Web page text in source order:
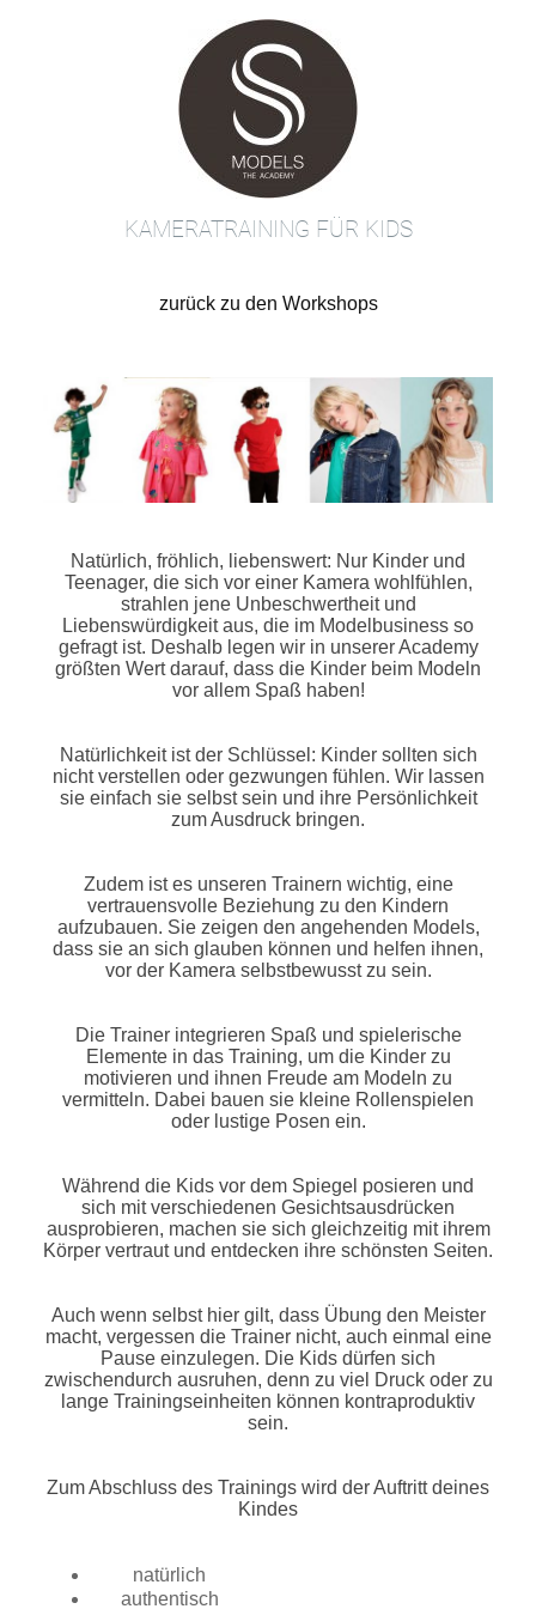
KAMERATRAINING FÜR KIDS
zurück zu den Workshops
Natürlich, fröhlich, liebenswert: Nur Kinder und
Teenager, die sich vor einer Kamera wohlfühlen,
strahlen jene Unbeschwertheit und
Liebenswürdigkeit aus, die im Modelbusiness so
gefragt ist. Deshalb legen wir in unserer Academy
größten Wert darauf, dass die Kinder beim Modeln
vor allem Spaß haben!
Natürlichkeit ist der Schlüssel: Kinder sollten sich
nicht verstellen oder gezwungen fühlen. Wir lassen
sie einfach sie selbst sein und ihre Persönlichkeit
zum Ausdruck bringen.
Zudem ist es unseren Trainern wichtig, eine
vertrauensvolle Beziehung zu den Kindern
aufzubauen. Sie zeigen den angehenden Models,
dass sie an sich glauben können und helfen ihnen,
vor der Kamera selbstbewusst zu sein.
Die Trainer integrieren Spaß und spielerische
Elemente in das Training, um die Kinder zu
motivieren und ihnen Freude am Modeln zu
vermitteln. Dabei bauen sie kleine Rollenspielen
oder lustige Posen ein.
Während die Kids vor dem Spiegel posieren und
sich mit verschiedenen Gesichtsausdrücken
ausprobieren, machen sie sich gleichzeitig mit ihrem
Körper vertraut und entdecken ihre schönsten Seiten.
Auch wenn selbst hier gilt, dass Übung den Meister
macht, vergessen die Trainer nicht, auch einmal eine
Pause einzulegen. Die Kids dürfen sich
zwischendurch ausruhen, denn zu viel Druck oder zu
lange Trainingseinheiten können kontraproduktiv
sein.
Zum Abschluss des Trainings wird der Auftritt deines
Kindes
natürlich
authentisch